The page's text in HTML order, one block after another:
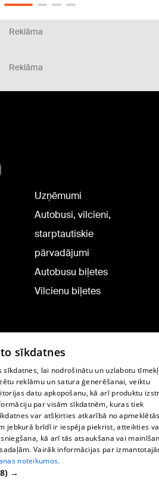
Reklāma
Reklāma
Uzņēmumi
Autobusi, vilcieni,
starptautiskie
pārvadājumi
Autobusu biļetes
Vilcienu biļetes
e-pasts -
sīkdatnes
lai nodrošinātu un uzlabotu
reklāmu un satura ģenerēšanai, veiktu
datu apkopošanu, kā arī produktu
par visām sīkdatnēm, kuras tiek
var atšķirties atkarībā no
jebkurā brīdī ir iespēja piekrist, atteikties
kā arī tās atsaukšana vai
Vairāk informācijas par
noteikumos.
→